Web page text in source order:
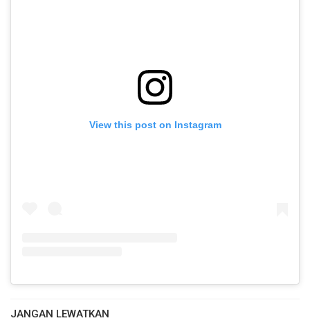
View this post on Instagram
JANGAN LEWATKAN